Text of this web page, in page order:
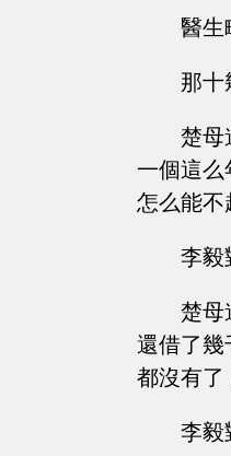
醫生
那十
楚母
一個這
怎么能不
李毅
楚母
還借了
都沒有了
李毅